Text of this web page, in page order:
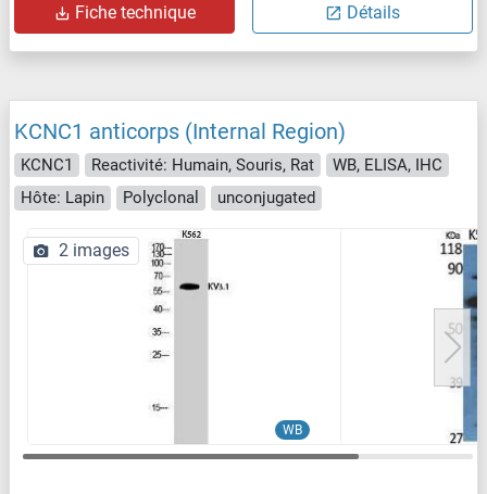
Fiche technique Détails
KCNC1 anticorps (Internal Region)
KCNC1 Reactivité: Humain, Souris, Rat
WB, ELISA, IHC
Hôte: Lapin
Polyclonal unconjugated
WB
2 images